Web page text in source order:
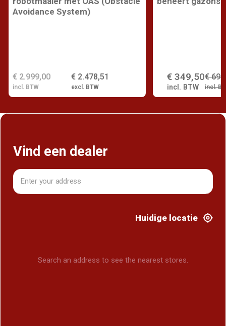
Avoidance System)
€ 2.478,51
excl. BTW
€ 2.999,00
incl. BTW
€
incl.
€ 349,50
incl. BTW
Vind een dealer
Huidige locatie
Search an address to see the nearest stores.